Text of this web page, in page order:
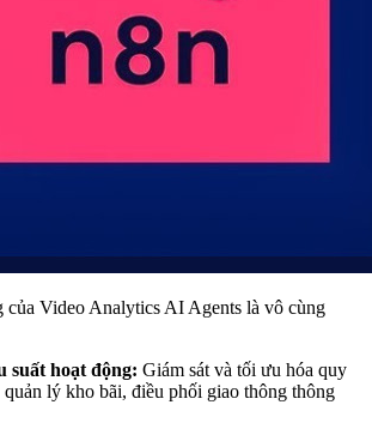
của Video Analytics AI Agents là vô cùng
suất hoạt động: Giám sát và tối ưu hóa quy
quản lý kho bãi, điều phối giao thông thông